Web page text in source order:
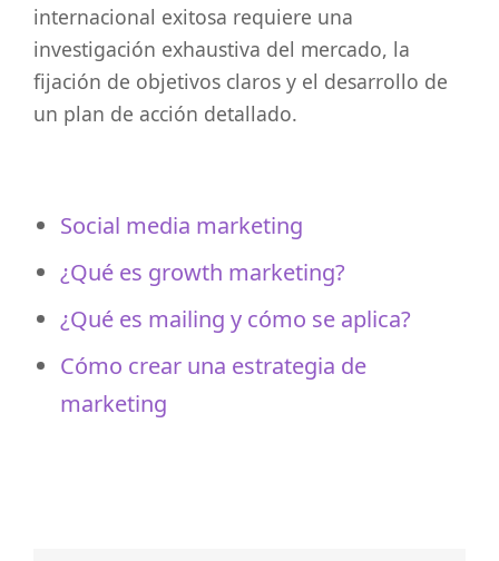
internacional exitosa requiere una
investigación exhaustiva del mercado, la
fijación de objetivos claros y el desarrollo de
un plan de acción detallado.
Social media marketing
¿Qué es growth marketing?
¿Qué es mailing y cómo se aplica?
Cómo crear una estrategia de
marketing